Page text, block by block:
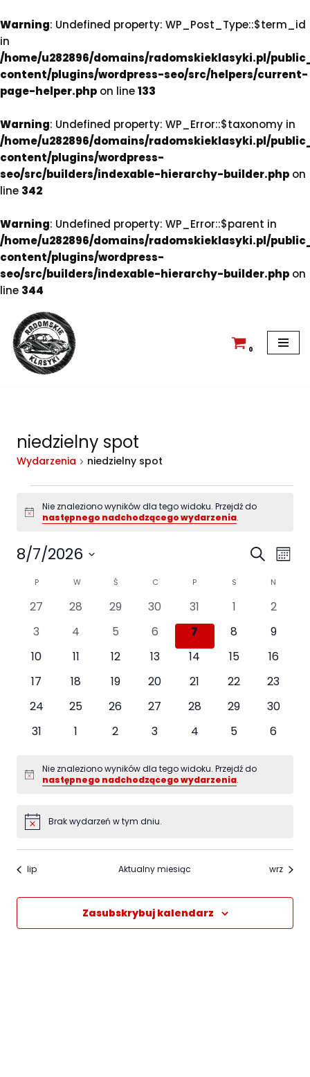
Warning: Undefined property: WP_Post_Type::$term_id
in
/home/u282896/domains/radomskieklasyki.pl/
content/plugins/wordpress-seo/src/helpers/current-
page-helper.php on line133
Warning: Undefined property: WP_Error::$taxonomy in
/home/u282896/domains/radomskieklasyki.pl/
content/plugins/wordpress-
seo/src/builders/indexable-hierarchy-builder.php on
line 342
Warning: Undefined property: WP_Error::$parent in
/home/u282896/domains/radomskieklasyki.pl/
content/plugins/wordpress-
seo/src/builders/indexable-hierarchy-builder.php on
line 344
Przejdź
do
treści
0
niedzielny spot
Wydarzenia niedzielny spot
Powiadomienie
Nie znaleziono wyników dla tego widoku. Przejdź do
następnego nadchodzącego wydarzenia.
po
Szukaj
8/7/2026
datę.Kalendarz
Wydarzenia
P W Ś C P S N
0
27
0
28
0
29
0
wydarzenia
30
0
wydarzenia
31
01
0
2
0
3
0
4
0
5
0
wydarzenia
6
0
wydarzenia
7
0
8
0
9
0
10
0
11
0
12
0
13
0
14
0
15
0
16
0
17
0
18
0
19
0
20
0
21
0
22
0
23
0
24
0
25
0
26
0
27
0
28
0
29
0
30
0
31
01
0
2
0
3
0
4
0
5
0
6
Powiadomienie
Nie znaleziono wyników dla tego widoku. Przejdź do
następnego nadchodzącego wydarzenia.
Powiadomienie
Brak wydarzeń w tym dniu.
lip Aktualny miesiąc wrz
Zasubskrybuj kalendarz